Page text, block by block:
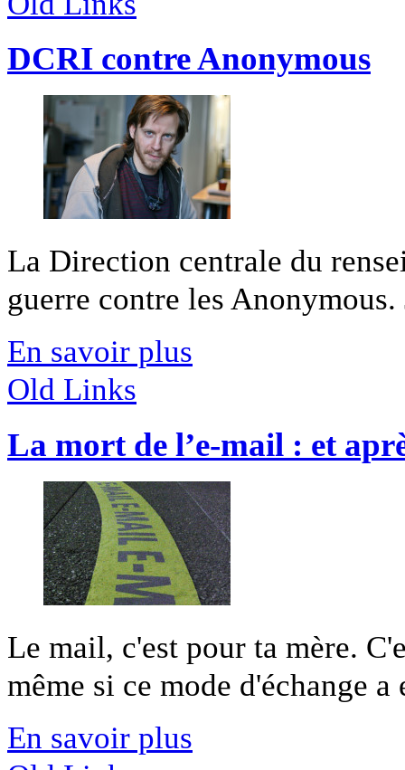
DCRI contre Anonymous
La Direction centrale du
guerre contre les
En savoir plus
Old Links
La mort de l’e-mail : et
Le mail, c'est pour ta mère.
même si ce mode d'échange
En savoir plus